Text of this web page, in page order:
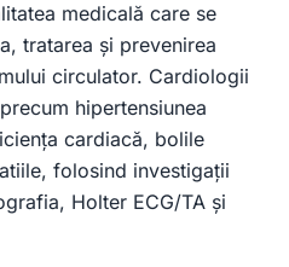
medicală care se
tratarea și prevenirea
circulator. Cardiologii
hipertensiunea
cardiacă, bolile
folosind investigații
Holter ECG/TA și